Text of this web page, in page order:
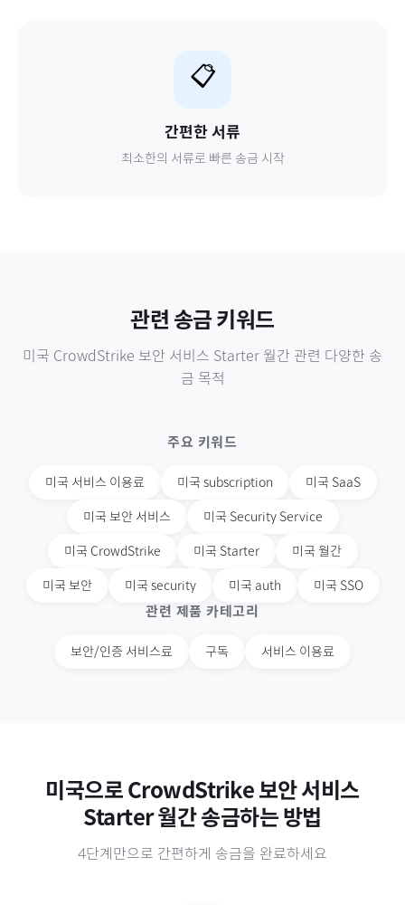
📋
간편한 서류
최소한의 서류로 빠른 송금 시작
관련 송금 키워드
미국 CrowdStrike 보안 서비스 Starter 월간 관련 다양한 송
금 목적
주요 키워드
미국 서비스 이용료 미국 subscription 미국 SaaS
미국 보안 서비스 미국 Security Service
미국 CrowdStrike 미국 Starter 미국 월간
미국 보안 미국 security 미국 auth 미국 SSO
관련 제품 카테고리
보안/인증 서비스료 구독 서비스 이용료
미국으로 CrowdStrike 보안 서비스
Starter 월간송금하는 방법
4단계만으로 간편하게 송금을 완료하세요